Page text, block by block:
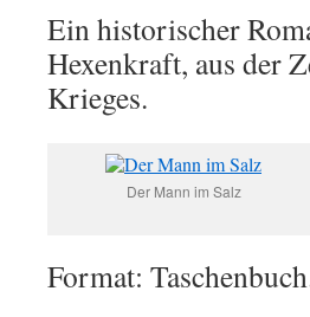
Ein historischer
Hexenkraft, aus der
Krieges.
Der Mann im Salz
Format: